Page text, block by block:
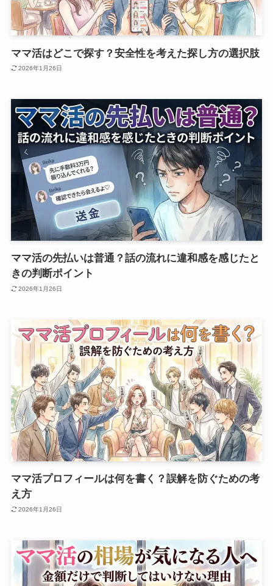
ママ活はどこで探す？安全性を考えた探し方の選択肢
2026年1月26日
ママ活の先払いは普通？話の流れに違和感を感じたと
きの判断ポイント
2026年1月26日
ママ活プロフィールは何を書く？誤解を防ぐための考
え方
2026年1月26日